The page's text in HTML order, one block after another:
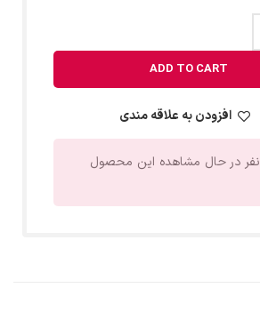
ADD TO CART
افزودن به علاقه مندی
نفر در حال مشاهده این محصول